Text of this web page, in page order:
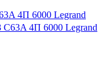
4П 6000 Legrand